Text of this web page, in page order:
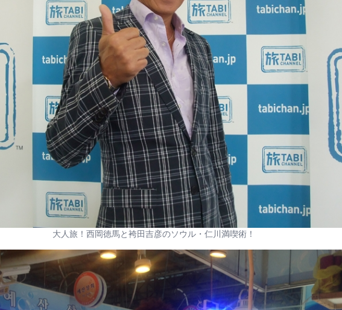
大人旅！西岡徳馬と袴田吉彦のソウル・仁川満喫術！